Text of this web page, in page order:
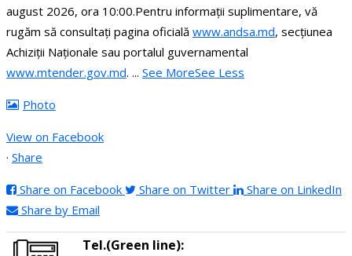
august 2026, ora 10:00.Pentru informații suplimentare, vă
rugăm să consultați pagina oficială www.andsa.md, secțiunea
Achiziții Naționale sau portalul guvernamental
www.mtender.gov.md. ... See MoreSee Less
Photo
View on Facebook
· Share
Share on Facebook Share on Twitter
Share on LinkedIn
Share by Email
Tel.(Green line):